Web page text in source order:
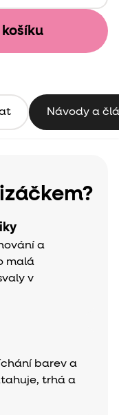
košíku
Návody a
a
malá
v
barev a
trhá a